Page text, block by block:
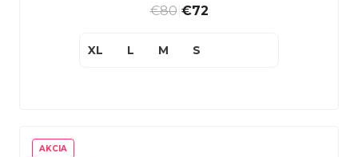
€80| €72
XL L M S
AKCIA